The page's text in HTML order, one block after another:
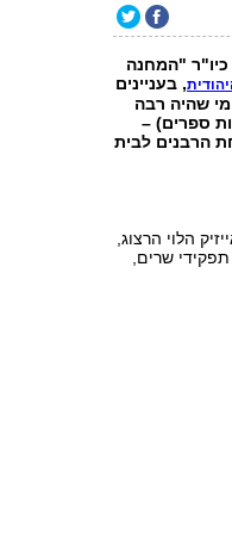
"המחנה
, בעניינים
שהיה רבה
ספרים) –
הרבנים לבית
יצחק אייזיק הלוי הרצוג,
תפקידי שרים,